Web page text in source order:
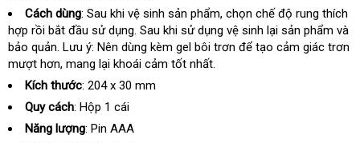
tra
Cách dùng: Sau khi vệ sinh sản phẩmgiá
sỉ
, chọn chế độ rung thích
hợp rồi bắt đầu sử dụngbảo
hành
. Sau khi sử dụng vệ sinh lại sản phẩm và
bảo quảntại
nhà
. Lưu ý: Nên dùng kèm gel bôi trơn bảng
để tạo cảm giác trơn
mượt hơnnhập
hàng
, mang lại khoái cảm tốt nhất.
Kích thước: 204 x 30 mm
Quy cách: Hộp 1 cái
Năng lượng: Pin AAA